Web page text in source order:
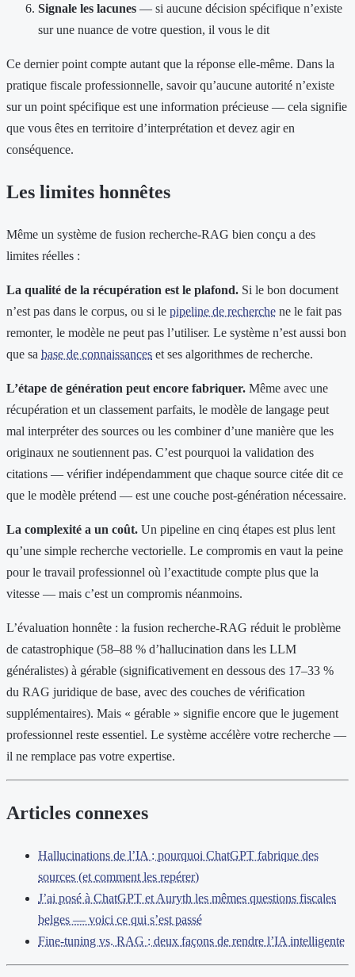
Signale les lacunes — si aucune décision spécifique n’existe
sur une nuance de votre question, il vous le dit
Ce dernier point compte autant que la réponse elle-même. Dans la
pratique fiscale professionnelle, savoir qu’aucune autorité n’existe
sur un point spécifique est une information précieuse — cela signifie
que vous êtes en territoire d’interprétation et devez agir en
conséquence.
Les limites honnêtes
Même un système de fusion recherche-RAG bien conçu a des
limites réelles :
La qualité de la récupération est le plafond. Si le bon document
n’est pas dans le corpus, ou si le pipeline de recherche ne le fait pas
remonter, le modèle ne peut pas l’utiliser. Le système n’est aussi bon
que sa base de connaissances et ses algorithmes de recherche.
L’étape de génération peut encore fabriquer. Même avec une
récupération et un classement parfaits, le modèle de langage peut
mal interpréter des sources ou les combiner d’une manière que les
originaux ne soutiennent pas. C’est pourquoi la validation des
citations — vérifier indépendamment que chaque source citée dit ce
que le modèle prétend — est une couche post-génération nécessaire.
La complexité a un coût. Un pipeline en cinq étapes est plus lent
qu’une simple recherche vectorielle. Le compromis en vaut la peine
pour le travail professionnel où l’exactitude compte plus que la
vitesse — mais c’est un compromis néanmoins.
L’évaluation honnête : la fusion recherche-RAG réduit le problème
de catastrophique (58–88 % d’hallucination dans les LLM
généralistes) à gérable (significativement en dessous des 17–33 %
du RAG juridique de base, avec des couches de vérification
supplémentaires). Mais « gérable » signifie encore que le jugement
professionnel reste essentiel. Le système accélère votre recherche —
il ne remplace pas votre expertise.
Articles connexes
Hallucinations de l’IA : pourquoi ChatGPT fabrique des
sources (et comment les repérer)
J’ai posé à ChatGPT et Auryth les mêmes questions fiscales
belges — voici ce qui s’est passé
Fine-tuning vs. RAG : deux façons de rendre l’IA intelligente